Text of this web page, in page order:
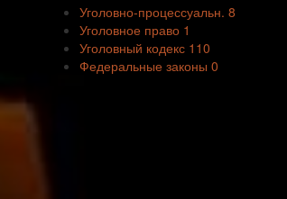
Уголовно-процессуальн. 8
Уголовное право 1
Уголовный кодекс 110
Федеральные законы 0